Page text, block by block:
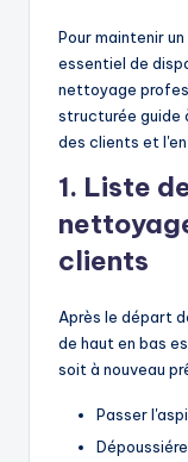
Pour maintenir
essentiel de
nettoyage
structurée guide
des clients et
1. Liste
clients
Après le départ
de haut en bas
soit à nouveau
Passer